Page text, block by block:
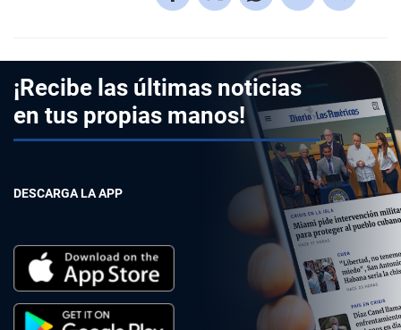
¡Recibe las últimas noticias
en tus propias manos!
DESCARGA LA APP